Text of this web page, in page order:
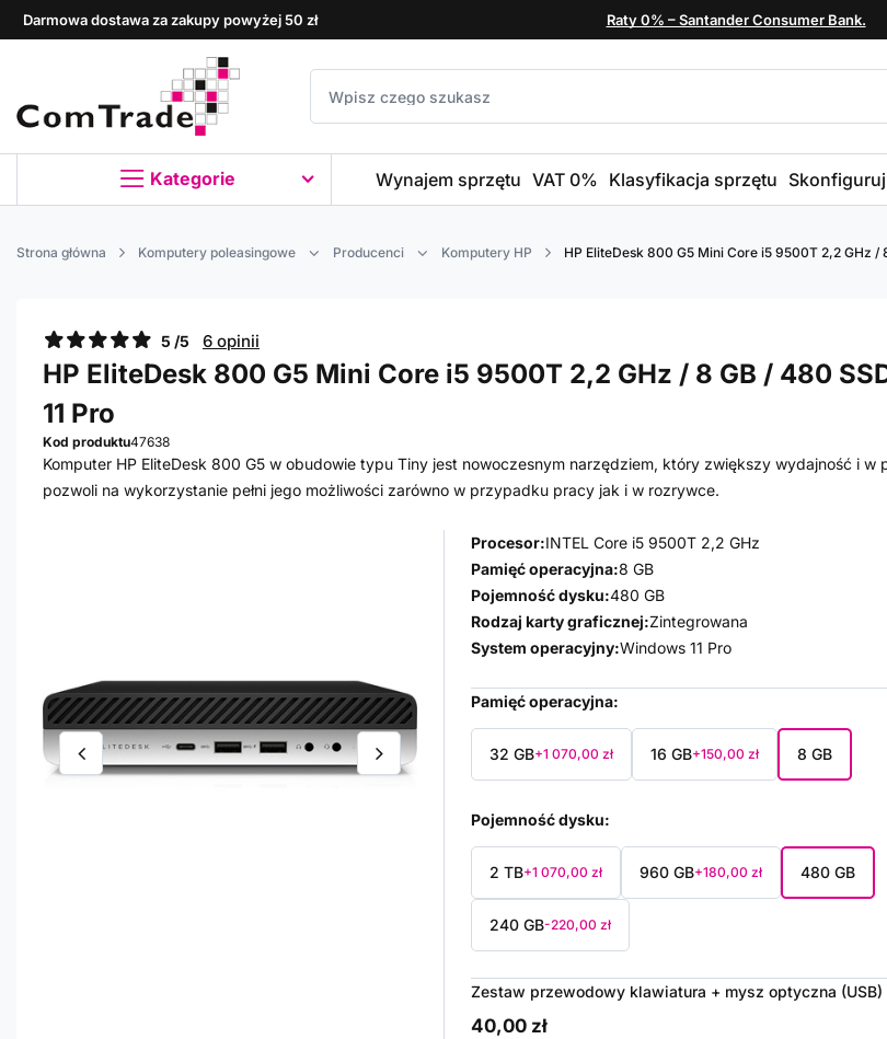
Darmowa dostawa za zakupy powyżej 50 zł Raty 0% – Santander Consumer Bank.
Kategorie Wynajem sprzętu VAT 0% Klasyfikacja sprzętu
Strona główna Komputery poleasingowe Producenci Komputery HP HP EliteDesk 800 G5 Mini Core i5 9500T 2,2 GHz /
5 /5 6 opinii
HP EliteDesk 800 G5 Mini Core i5 9500T 2,2 GHz / 8 GB / 480
11 Pro
Kod produktu47638
Komputer HP EliteDesk 800 G5 w obudowie typu Tiny jest nowoczesnym narzędziem, który zwiększy wydajność i w
pozwoli na wykorzystanie pełni jego możliwości zarówno w przypadku pracy jak i w rozrywce.
Procesor:INTEL Core i5 9500T 2,2 GHz
Pamięć operacyjna:8 GB
Pojemność dysku:480 GB
Rodzaj karty graficznej:Zintegrowana
System operacyjny:Windows 11 Pro
Pamięć operacyjna
32 GB+1 070,00 zł 16 GB+150,00 zł 8 GB
Pojemność dysku
2 TB+1 070,00 zł 960 GB+180,00 zł 480 GB
240 GB-220,00 zł
Zestaw przewodowy klawiatura + mysz optyczna (USB)
40,00 zł